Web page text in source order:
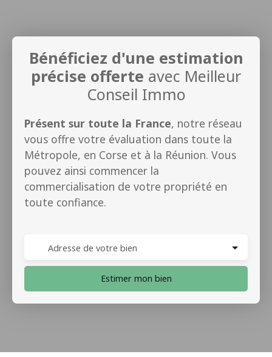
Bénéficiez d'une estimation
précise offerte avec Meilleur
Conseil Immo
Présent sur toute la France, notre réseau
vous offre votre évaluation dans toute la
Métropole, en Corse et à la Réunion. Vous
pouvez ainsi commencer la
commercialisation de votre propriété en
toute confiance.
Adresse de votre bien
Estimer mon bien